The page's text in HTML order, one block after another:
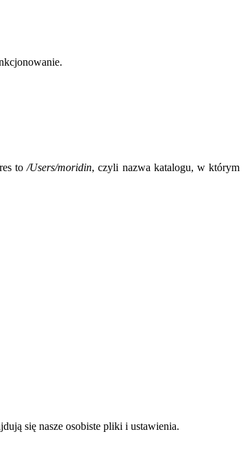
to/Users/moridin, czyli nazwa katalogu, w którym
się nasze osobiste pliki i ustawienia.